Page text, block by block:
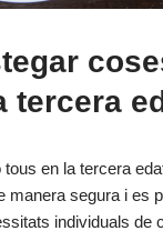
tercera
en la tercera
manera segura i es
individuals de